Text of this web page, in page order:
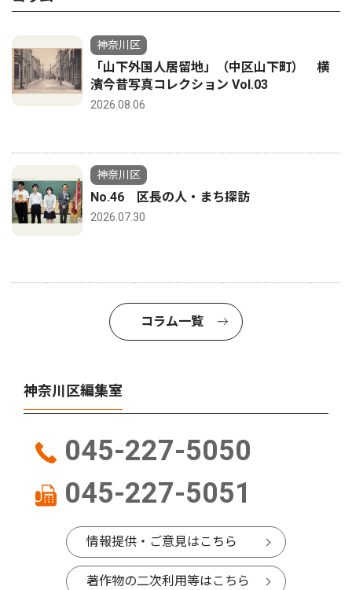
神奈川区
「山下外国人居留地」（中区山下町） 横
濱今昔写真コレクション Vol.03
2026.08.06
神奈川区
No.46 区長の人・まち探訪
2026.07.30
コラム一覧
神奈川区編集室
045-227-5050
045-227-5051
情報提供・ご意見はこちら
著作物の二次利用等はこちら